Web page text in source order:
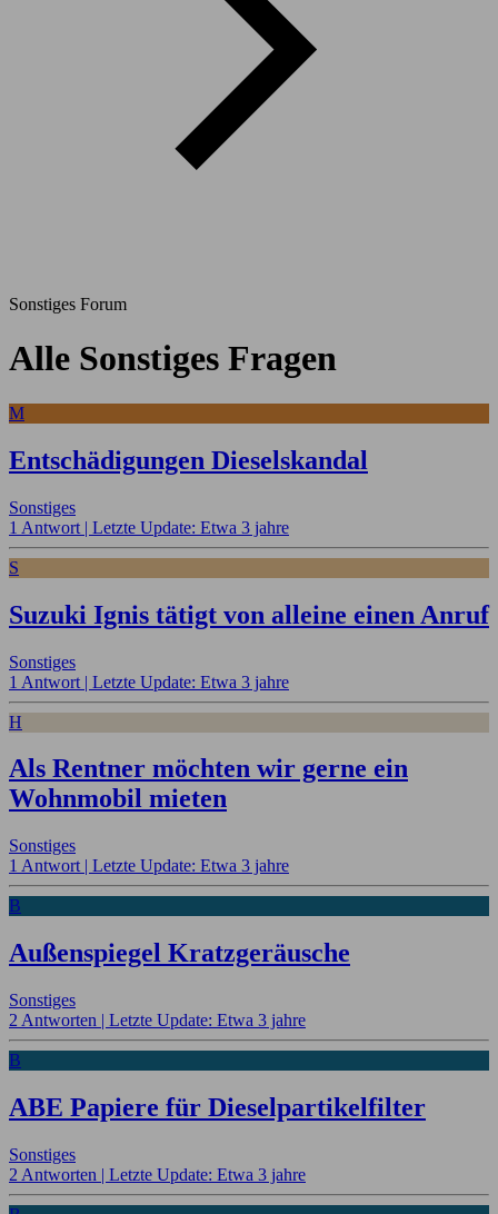
Sonstiges Forum
Alle Sonstiges Fragen
M
Entschädigungen Dieselskandal
Sonstiges
1 Antwort | Letzte Update: Etwa 3 jahre
S
Suzuki Ignis tätigt von alleine einen Anruf
Sonstiges
1 Antwort | Letzte Update: Etwa 3 jahre
H
Als Rentner möchten wir gerne ein
Wohnmobil mieten
Sonstiges
1 Antwort | Letzte Update: Etwa 3 jahre
B
Außenspiegel Kratzgeräusche
Sonstiges
2 Antworten | Letzte Update: Etwa 3 jahre
B
ABE Papiere für Dieselpartikelfilter
Sonstiges
2 Antworten | Letzte Update: Etwa 3 jahre